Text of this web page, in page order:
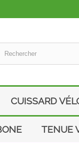
CUISSARD
TENUE